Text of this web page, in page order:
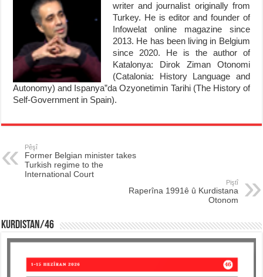
writer and journalist originally from
Turkey. He is editor and founder of
Infowelat online magazine since
2013. He has been living in Belgium
since 2020. He is the author of
Katalonya: Dirok Ziman Otonomi
(Catalonia: History Language and
Autonomy) and Ispanya”da Ozyonetimin Tarihi (The History of
Self-Government in Spain).
Pêşî
Former Belgian minister takes
Turkish regime to the
International Court
Piştî
Raperîna 1991ê û Kurdistana
Otonom
KURDISTAN/46